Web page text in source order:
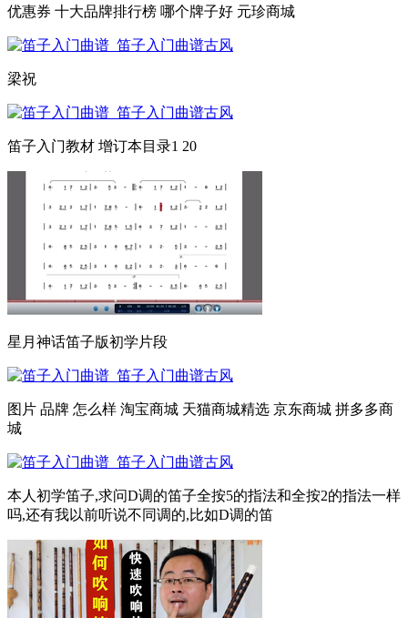
优惠券 十大品牌排行榜 哪个牌子好 元珍商城
梁祝
笛子入门教材 增订本目录1 20
星月神话笛子版初学片段
图片 品牌 怎么样 淘宝商城 天猫商城精选 京东商城 拼多多商
城
本人初学笛子,求问D调的笛子全按5的指法和全按2的指法一样
吗,还有我以前听说不同调的,比如D调的笛